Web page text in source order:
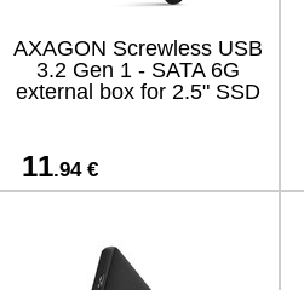
AXAGON Screwless USB
3.2 Gen 1 - SATA 6G
external box for 2.5" SSD
11.94 €